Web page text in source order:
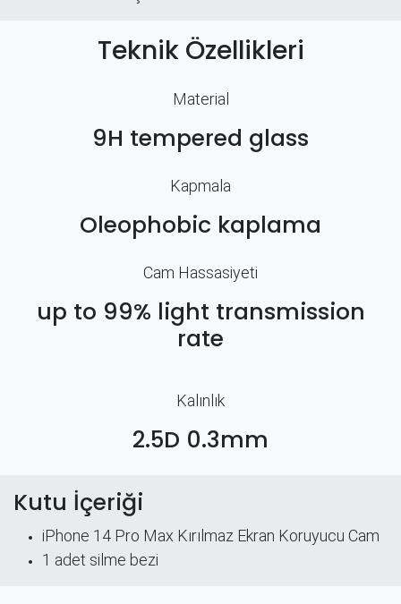
Teknik Özellikleri
Material
9H tempered glass
Kapmala
Oleophobic kaplama
Cam Hassasiyeti
up to 99% light transmission
rate
Kalınlık
2.5D 0.3mm
Kutu İçeriği
iPhone 14 Pro Max Kırılmaz Ekran Koruyucu Cam
​1 adet silme bezi